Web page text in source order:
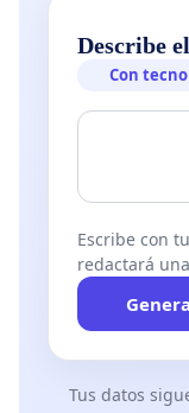
Describe
Con
Escribe con
redactará
Tus datos